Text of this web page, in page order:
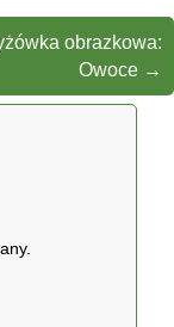
obrazkowa:
Owoce →